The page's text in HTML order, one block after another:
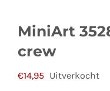
MiniArt
crew
€14,95 Uitverkocht